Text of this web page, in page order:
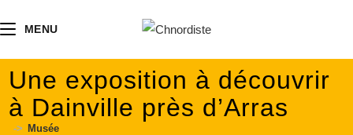
principal
MENU
Une exposition à découvrir
à Dainville près d’Arras
-> Musée